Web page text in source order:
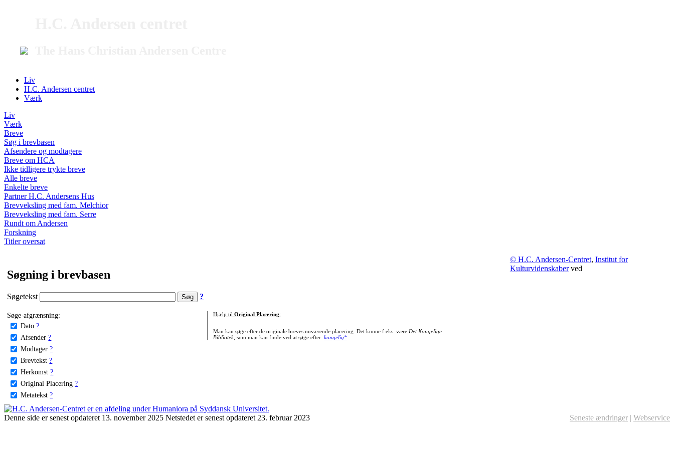
Liv
H.C. Andersen centret
Værk
Liv
Værk
Breve
Søg i brevbasen
Afsendere og modtagere
Breve om HCA
Ikke tidligere trykte breve
Alle breve
Enkelte breve
Partner H.C. Andersens Hus
Brevveksling med fam. Melchior
Brevveksling med fam. Serre
Rundt om Andersen
Forskning
Titler oversat
Søgning i brevbasen
Søgetekst ?
Søge-afgrænsning:
Dato ?
Afsender ?
Modtager ?
Brevtekst ?
Herkomst ?
Original Placering ?
Metatekst ?
Hjælp til Original Placering:
Man kan søge efter de originale breves nuværende placering. Det kunne f.eks. være Det Kongelige
Bibliotek, som man kan finde ved at søge efter: kongelig*.
© H.C. Andersen-Centret, Institut for
Kulturvidenskaberved
Denne side er senest opdateret 13. november 2025 Netstedet er senest opdateret 23. februar 2023 Seneste ændringer | Webservice